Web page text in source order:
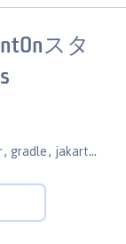
スタ
, gradle, jakarta-ee